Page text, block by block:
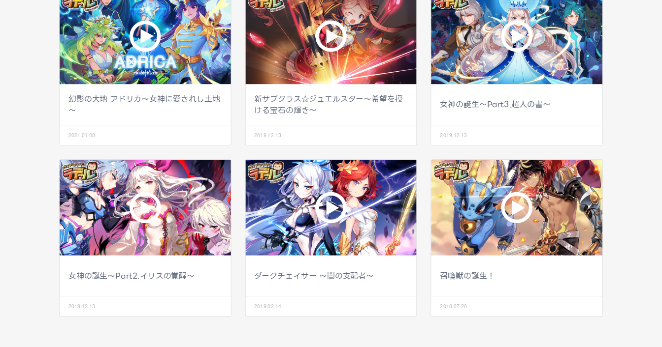
幻影の大地 アドリカ～女神に愛されし土地
～
2021.01.08
新サブクラス☆ジュエルスター〜希望を授
ける宝石の輝き〜
2019.12.13
女神の誕生～Part3.超人の書～
2019.12.13
女神の誕生～Part2.イリスの覚醒～
2019.12.13
ダークチェイサー ～闇の支配者～
2019.02.14
召喚獣の誕生！
2018.07.20